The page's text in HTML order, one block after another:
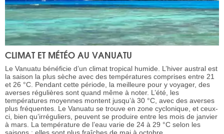
CLIMAT ET MÉTÉO AU VANUATU
Le Vanuatu bénéficie d’un climat tropical humide. L’hiver austral est
la saison la plus sèche avec des températures comprises entre 21
et 26 °C. Pendant cette période, la meilleure pour y voyager, des
averses régulières sont quand même à noter. L’été, les
températures moyennes montent jusqu’à 30 °C, avec des averses
plus fréquentes. Le Vanuatu se trouve en zone cyclonique, et ceux-
ci, bien qu’irréguliers, peuvent se produire entre les mois de janvier
à mars. La température de l’eau varie de 24 à 29 °C selon les